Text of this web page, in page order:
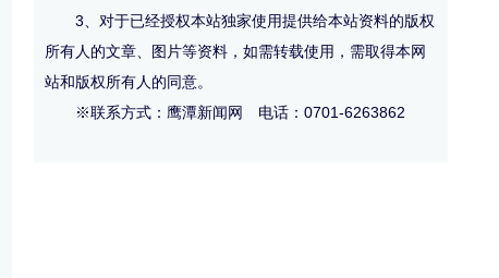
3、对于已经授权本站独家使用提供给本站资料的版权
所有人的文章、图片等资料，如需转载使用，需取得本网
站和版权所有人的同意。
※联系方式：鹰潭新闻网 电话：0701-6263862